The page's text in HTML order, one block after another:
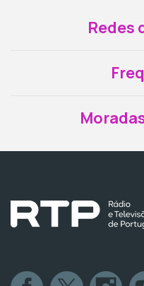
Redes